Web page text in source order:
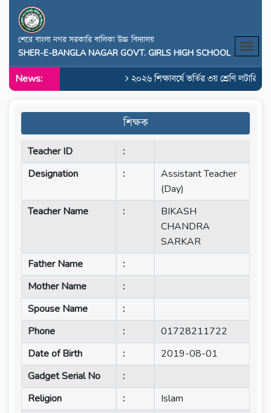
শেরে বাংলা নগর সরকারি বালিকা উচ্চ বিদ্যালয়
SHER-E-BANGLA NAGAR GOVT. GIRLS HIGH SCHOOL
News: ২০২৬ শিক্ষাবর্ষে ভর্তির ৩য় শ্রেণি লটারির
শিক্ষক
Teacher ID
:
Designation
:
Assistant Teacher
(Day)
Teacher Name
:
BIKASH
CHANDRA
SARKAR
Father Name
:
Mother Name
:
Spouse Name
:
Phone
:
01728211722
Date of Birth
:
2019-08-01
Gadget Serial No
:
Religion
:
Islam